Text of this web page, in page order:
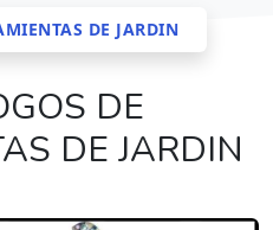
DE JARDIN
DE
DE JARDIN